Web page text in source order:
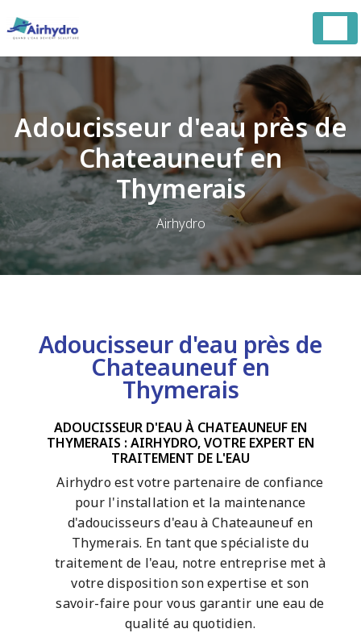
Adoucisseur d'eau près de
Chateauneuf en
Thymerais
Airhydro
Adoucisseur d'eau près de
Chateauneuf en
Thymerais
ADOUCISSEUR D'EAU À CHATEAUNEUF EN
THYMERAIS : AIRHYDRO, VOTRE EXPERT EN
TRAITEMENT DE L'EAU
Airhydro est votre partenaire de confiance
pour l'installation et la maintenance
d'adoucisseurs d'eau à Chateauneuf en
Thymerais. En tant que spécialiste du
traitement de l'eau, notre entreprise met à
votre disposition son expertise et son
savoir-faire pour vous garantir une eau de
qualité au quotidien.